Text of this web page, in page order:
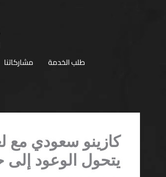
طلب الخدمة مشاركاتنا
كازينو سعودي مع
يتحول الوعود